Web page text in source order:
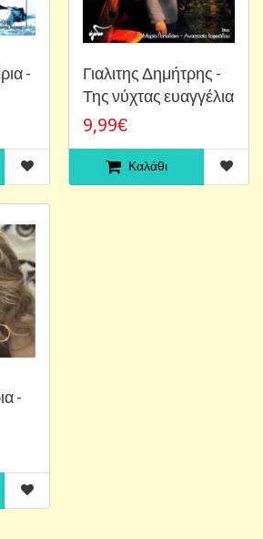
-
Γιαλιτης Δημήτρης -
Της νύχτας ευαγγέλια
9,99€
Καλάθι
-